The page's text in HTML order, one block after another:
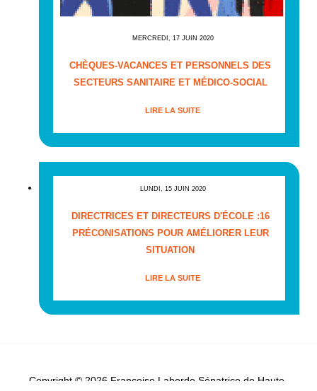
MERCREDI, 17 JUIN 2020
CHÈQUES-VACANCES ET PERSONNELS DES
SECTEURS SANITAIRE ET MÉDICO-SOCIAL
LIRE LA SUITE
LUNDI, 15 JUIN 2020
DIRECTRICES ET DIRECTEURS D'ÉCOLE :16
PRÉCONISATIONS POUR AMÉLIORER LEUR
SITUATION
LIRE LA SUITE
Copyright © 2026 Françoise Laborde Sénatrice de Haute-